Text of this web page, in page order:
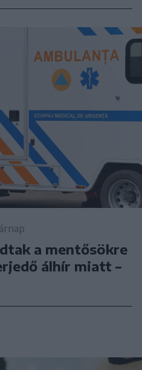
a mentősökre
álhír miatt –